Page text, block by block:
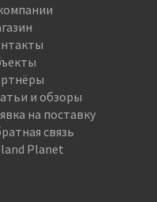
и обзоры
на поставку
связь
Planet